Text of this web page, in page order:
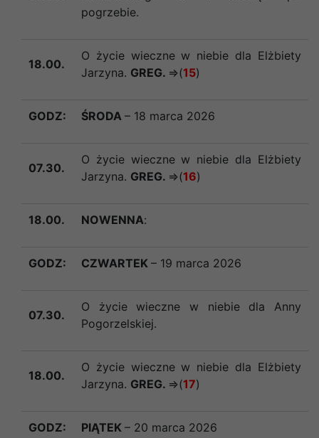
pogrzebie.
18.00.
O życie wieczne w niebie dla Elżbiety
Jarzyna. GREG. =>(15)
GODZ: ŚRODA – 18 marca 2026
07.30.
O życie wieczne w niebie dla Elżbiety
Jarzyna. GREG. =>(16)
18.00. NOWENNA:
GODZ: CZWARTEK – 19 marca 2026
07.30.
O życie wieczne w niebie dla Anny
Pogorzelskiej.
18.00.
O życie wieczne w niebie dla Elżbiety
Jarzyna. GREG. =>(17)
GODZ: PIĄTEK – 20 marca 2026